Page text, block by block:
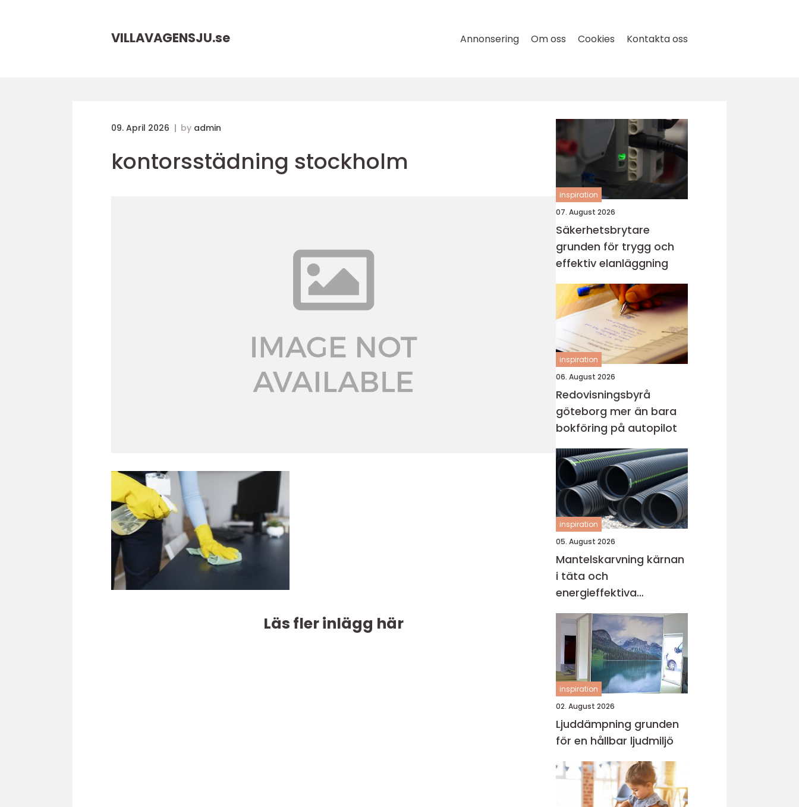
VILLAVAGENSJU.se Annonsering Om oss Cookies Kontakta oss
09. April 2026 by admin
kontorsstädning stockholm
Läs fler inlägg här
inspiration
07. August 2026
Säkerhetsbrytare
grunden för trygg och
effektiv elanläggning
inspiration
06. August 2026
Redovisningsbyrå
göteborg mer än bara
bokföring på autopilot
inspiration
05. August 2026
Mantelskarvning kärnan
i täta och
energieffektiva
kulvertrör
inspiration
02. August 2026
Ljuddämpning grunden
för en hållbar ljudmiljö